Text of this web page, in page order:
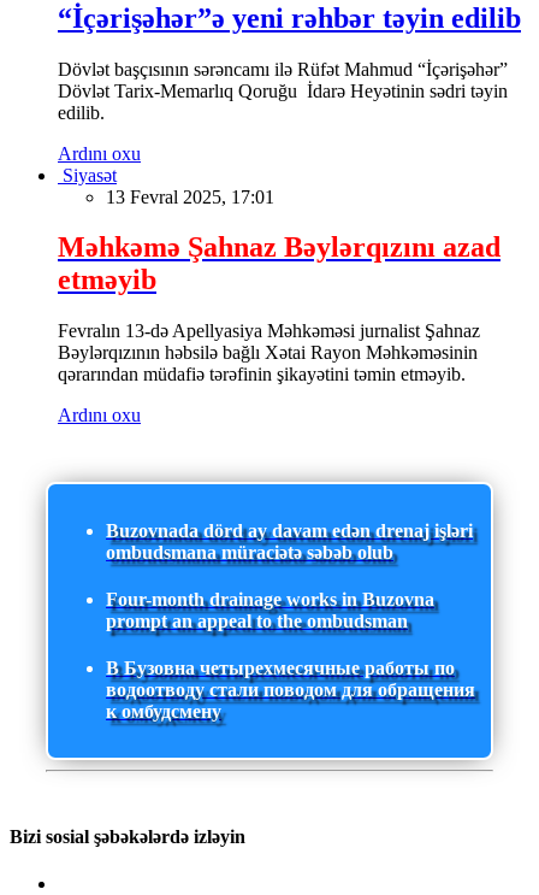
“İçərişəhər”ə yeni rəhbər təyin edilib
Dövlət başçısının sərəncamı ilə Rüfət Mahmud “İçərişəhər”
Dövlət Tarix-Memarlıq Qoruğu İdarə Heyətinin sədri təyin
edilib.
Ardını oxu
Siyasət
13 Fevral 2025, 17:01
Məhkəmə Şahnaz Bəylərqızını azad
etməyib
Fevralın 13-də Apellyasiya Məhkəməsi jurnalist Şahnaz
Bəylərqızının həbsilə bağlı Xətai Rayon Məhkəməsinin
qərarından müdafiə tərəfinin şikayətini təmin etməyib.
Ardını oxu
Buzovnada dörd ay davam edən drenaj işləri
ombudsmana müraciətə səbəb olub
Four-month drainage works in Buzovna
prompt an appeal to the ombudsman
В Бузовна четырехмесячные работы по
водоотводу стали поводом для обращения
к омбудсмену
Bizi sosial şəbəkələrdə izləyin